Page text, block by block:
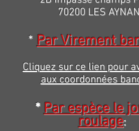
70200 LES
*Par Virement
Cliquez sur ce lien pour
aux coordonnées
* Par espèce le
roulage: